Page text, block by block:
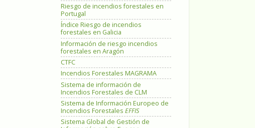
Riesgo de incendios forestales en
Portugal
Índice Riesgo de incendios
forestales en Galicia
Información de riesgo incendios
forestales en Aragón
CTFC
Incendios Forestales MAGRAMA
Sistema de información de
Incendios Forestales de CLM
Sistema de Información Europeo de
Incendios Forestales EFFIS
Sistema Global de Gestión de